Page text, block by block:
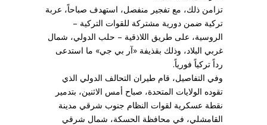
تزامن ذلك، مع تفجير منفصل، استهدف صباحاً، عربة
تركية ضمن دورية مشتركة للقوات التركية –
الروسية، على طريق اللاذقية – حلب الدولي، شمال
غربي البلاد، وذلك بقذيفة «آر بي جي» ما استدعى
رداً تركياً فورياً.
وفي التفاصيل، قام طيران التحالف الدولي الذي
تقوده الولايات المتحدة، صباح أمس الاثنين، بتدمير
نقطة عسكرية لقوات النظام جنوب شرقي مدينة
القامشلي، في محافظة الحسكة، شمال شرقي